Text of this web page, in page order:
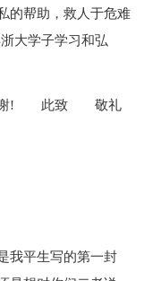
的帮助，救人于危难
大学子学习和弘
! 此致 敬礼
我平生写的第一封